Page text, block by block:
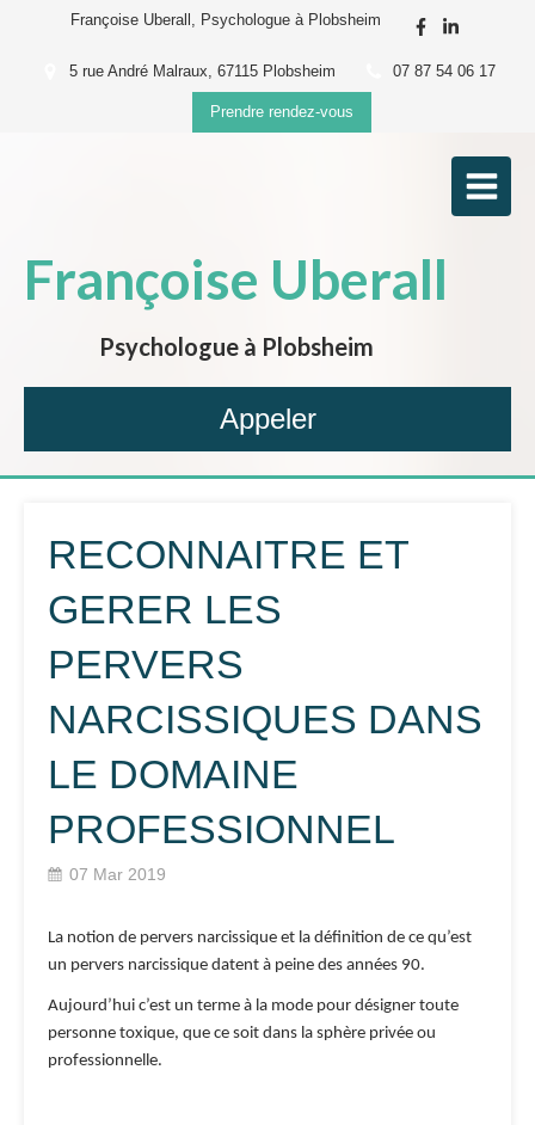
Françoise Uberall, Psychologue à Plobsheim
5 rue André Malraux, 67115 Plobsheim 07 87 54 06 17
Prendre rendez-vous
Françoise Uberall
Psychologue à Plobsheim
Appeler
RECONNAITRE ET
GERER LES
PERVERS
NARCISSIQUES DANS
LE DOMAINE
PROFESSIONNEL
07 Mar 2019
La notion de pervers narcissique et la définition de ce qu’est
un pervers narcissique datent à peine des années 90.
Aujourd’hui c’est un terme à la mode pour désigner toute
personne toxique, que ce soit dans la sphère privée ou
professionnelle.